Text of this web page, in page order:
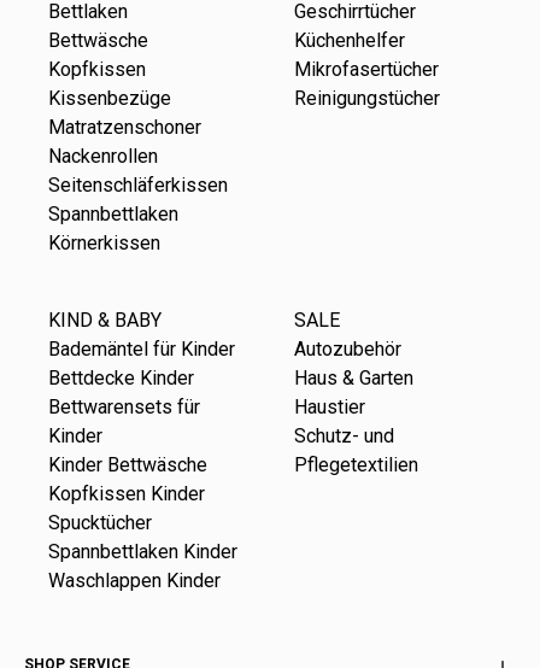
Bettlaken
Bettwäsche
Kopfkissen
Kissenbezüge
Matratzenschoner
Nackenrollen
Seitenschläferkissen
Spannbettlaken
Körnerkissen
Geschirrtücher
Küchenhelfer
Mikrofasertücher
Reinigungstücher
KIND & BABY
Bademäntel für Kinder
Bettdecke Kinder
Bettwarensets für
Kinder
Kinder Bettwäsche
Kopfkissen Kinder
Spucktücher
Spannbettlaken Kinder
Waschlappen Kinder
SALE
Autozubehör
Haus & Garten
Haustier
Schutz- und
Pflegetextilien
SHOP SERVICE